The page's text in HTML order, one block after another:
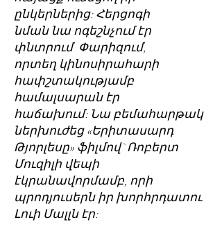
ընկերներից: Հերցոգի
նման նա ոգեշնչում էր
փնտրում Փարիզում,
որտեղ կինոսիրահարի
հափշտակությամբ
համալսարան էր
հաճախում: Նա բեմահարթակ
ներխուժեց «Երիտասարդ
Թյորլեսը» ֆիլմով` Ռոբերտ
Մուզիլի վեպի
էկրանավորմամբ, որի
պրոդյուսերն իր խորհրդատու
Լուի Մալլն էր: